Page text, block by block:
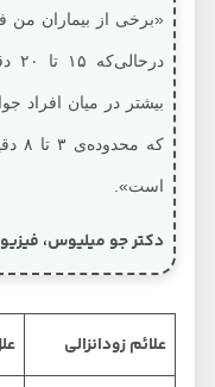
«برخی از بیماران من فکر
درحالی‌که
بیشتر در میان افراد جوان
که
است».
دکتر جو میلیوس،
علائم زودانزالی علل